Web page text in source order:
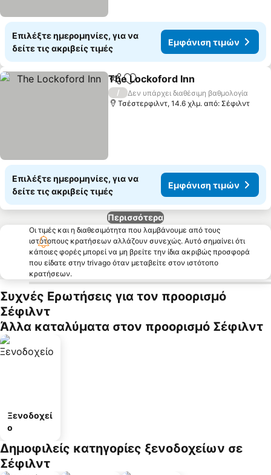
Επιλέξτε ημερομηνίες, για να
δείτε τις ακριβείς τιμές
Εμφάνιση τιμών
Κοινοποίηση
Προσθήκη στα αγαπημένα
The Lockoford Inn
/
Δεν υπάρχει διαθέσιμη βαθμολογία
Τσέστερφιλντ, 14.6 χλμ. από: Σέφιλντ
Επιλέξτε ημερομηνίες, για να
δείτε τις ακριβείς τιμές
Εμφάνιση τιμών
Περισσότερα
Οι τιμές και η διαθεσιμότητα που λαμβάνουμε από τους
ιστότοπους κρατήσεων αλλάζουν συνεχώς. Αυτό σημαίνει ότι
κάποιες φορές μπορεί να μη βρείτε την ίδια ακριβώς προσφορά
που είδατε στην trivago όταν μεταβείτε στον ιστότοπο
κρατήσεων.
Συχνές Ερωτήσεις για τον προορισμό
Σέφιλντ
Άλλα καταλύματα στον προορισμό Σέφιλντ
Ξενοδοχεί
ο
Δημοφιλείς κατηγορίες ξενοδοχείων σε
Σέφιλντ